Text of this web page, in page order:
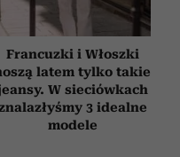
Francuzki i Włoszki
latem tylko takie
W sieciówkach
3 idealne
modele